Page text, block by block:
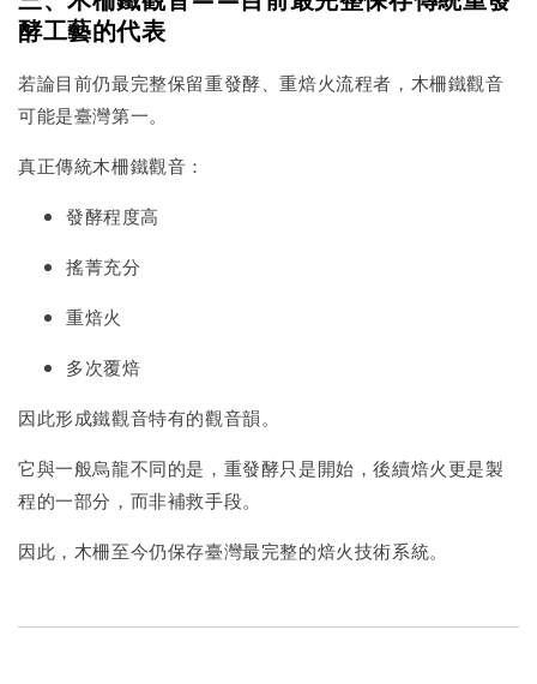
酵工藝的代表
若論目前仍最完整保留重發酵、重焙火流程者，木柵鐵觀音
可能是臺灣第一。
真正傳統木柵鐵觀音：
發酵程度高
搖菁充分
重焙火
多次覆焙
因此形成鐵觀音特有的觀音韻。
它與一般烏龍不同的是，重發酵只是開始，後續焙火更是製
程的一部分，而非補救手段。
因此，木柵至今仍保存臺灣最完整的焙火技術系統。